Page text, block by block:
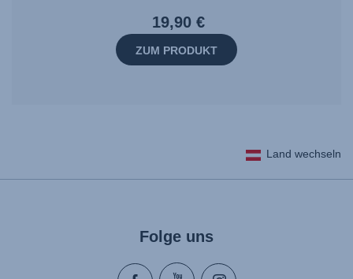
19,90 €
ZUM PRODUKT
Land wechseln
Folge uns